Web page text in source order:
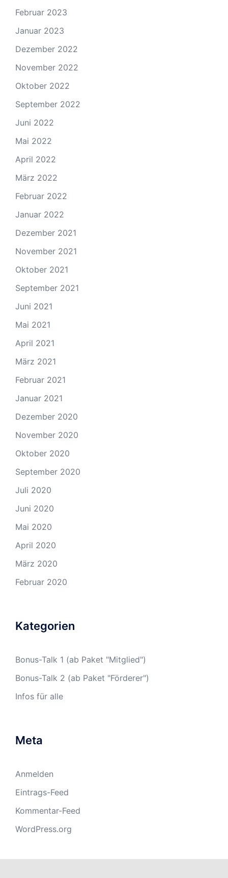
Februar 2023
Januar 2023
Dezember 2022
November 2022
Oktober 2022
September 2022
Juni 2022
Mai 2022
April 2022
März 2022
Februar 2022
Januar 2022
Dezember 2021
November 2021
Oktober 2021
September 2021
Juni 2021
Mai 2021
April 2021
März 2021
Februar 2021
Januar 2021
Dezember 2020
November 2020
Oktober 2020
September 2020
Juli 2020
Juni 2020
Mai 2020
April 2020
März 2020
Februar 2020
Kategorien
Bonus-Talk 1 (ab Paket "Mitglied")
Bonus-Talk 2 (ab Paket "Förderer")
Infos für alle
Meta
Anmelden
Eintrags-Feed
Kommentar-Feed
WordPress.org